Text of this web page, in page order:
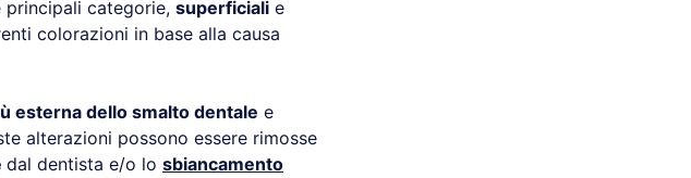
principali categorie, superficiali e
colorazioni in base alla causa
esterna dello smalto dentale e
alterazioni possono essere rimosse
dal dentista e/o lo sbiancamento